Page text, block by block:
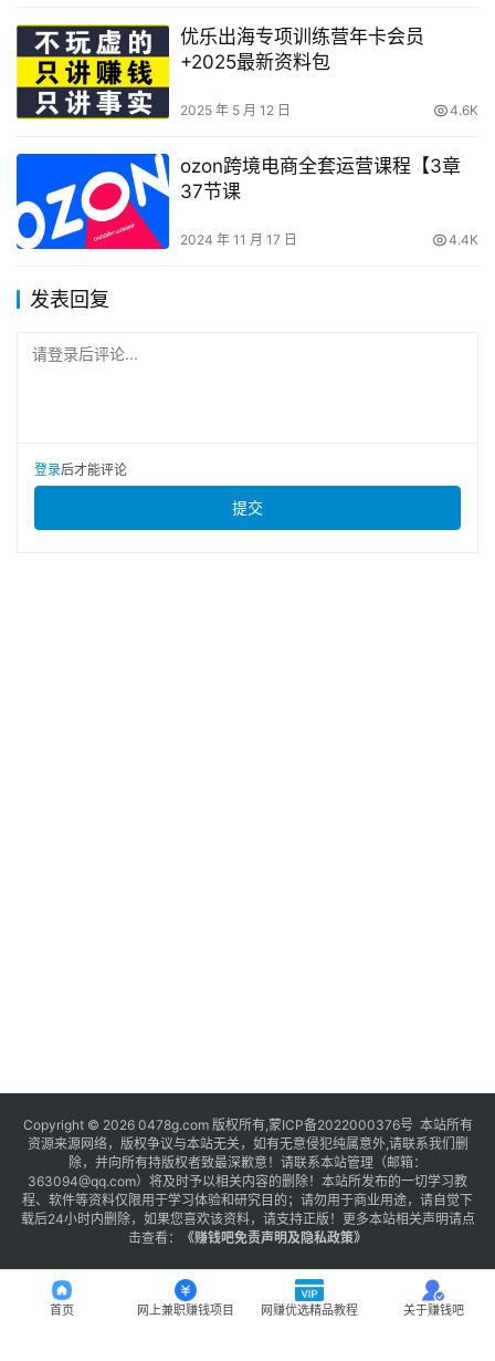
优乐出海专项训练营年卡会员
+2025最新资料包
2025 年 5 月 12 日 4.6K
ozon跨境电商全套运营课程【3章
37节课
2024 年 11 月 17 日 4.4K
发表回复
请登录后评论...
登录后才能评论
提交
Copyright © 2026 0478g.com 版权所有,蒙ICP备2022000376号 本站所有
资源来源网络，版权争议与本站无关，如有无意侵犯纯属意外,请联系我们删
除，并向所有持版权者致最深歉意！请联系本站管理（邮箱：
363094@qq.com）将及时予以相关内容的删除！本站所发布的一切学习教
程、软件等资料仅限用于学习体验和研究目的；请勿用于商业用途，请自觉下
载后24小时内删除，如果您喜欢该资料，请支持正版！更多本站相关声明请点
击查看：
《赚钱吧免责声明及隐私政策》
首页 网上兼职赚钱项目 网赚优选精品教程 关于赚钱吧